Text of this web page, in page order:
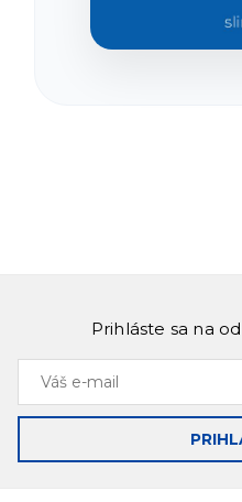
Prihláste sa na
Váš
mail